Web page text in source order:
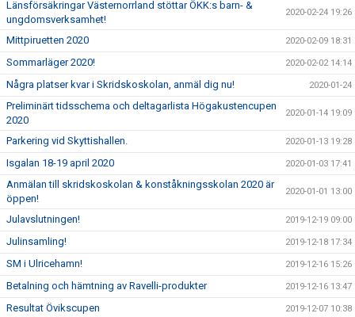
Länsförsäkringar Västernorrland stöttar ÖKK:s barn- &
ungdomsverksamhet!
2020-02-24 19:26
Mittpiruetten 2020 2020-02-09 18:31
Sommarläger 2020! 2020-02-02 14:14
Några platser kvar i Skridskoskolan, anmäl dig nu! 2020-01-24
Preliminärt tidsschema och deltagarlista Högakustencupen
2020
2020-01-14 19:09
Parkering vid Skyttishallen. 2020-01-13 19:28
Isgalan 18-19 april 2020 2020-01-03 17:41
Anmälan till skridskoskolan & konståkningsskolan 2020 är
öppen!
2020-01-01 13:00
Julavslutningen! 2019-12-19 09:00
Julinsamling! 2019-12-18 17:34
SM i Ulricehamn! 2019-12-16 15:26
Betalning och hämtning av Ravelli-produkter 2019-12-16 13:47
Resultat Övikscupen 2019-12-07 10:38